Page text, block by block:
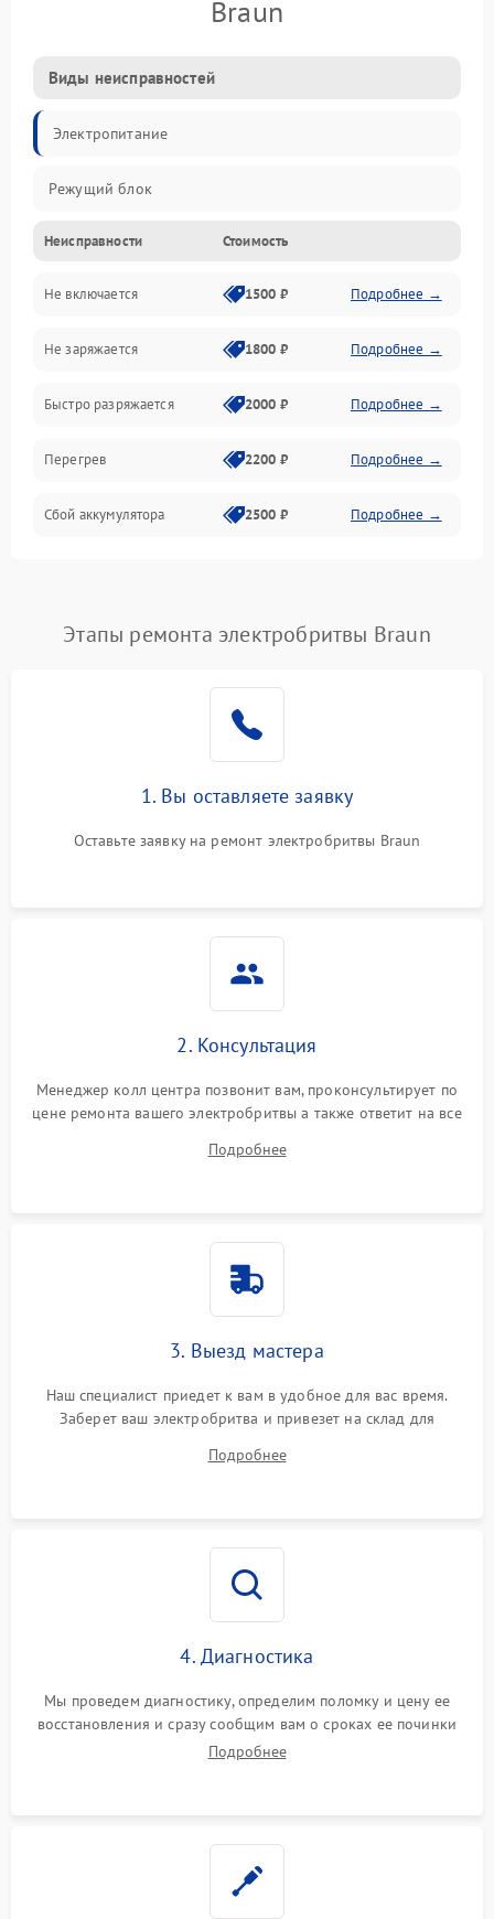
Braun
Виды неисправностей
Электропитание
Режущий блок
Неисправности Стоимость
Не включается 1500 ₽ Подробнее →
Не заряжается 1800 ₽ Подробнее →
Быстро разряжается 2000 ₽ Подробнее →
Перегрев 2200 ₽ Подробнее →
Сбой аккумулятора 2500 ₽ Подробнее →
Этапы ремонта электробритвы Braun
1. Вы оставляете заявку
Оставьте заявку на ремонт электробритвы Braun
2. Консультация
Менеджер колл центра позвонит вам, проконсультирует по
цене ремонта вашего электробритвы а также ответит на все
Подробнее
3. Выезд мастера
Наш специалист приедет к вам в удобное для вас время.
Заберет ваш электробритва и привезет на склад для
Подробнее
4. Диагностика
Мы проведем диагностику, определим поломку и цену ее
восстановления и сразу сообщим вам о сроках ее починки
Подробнее